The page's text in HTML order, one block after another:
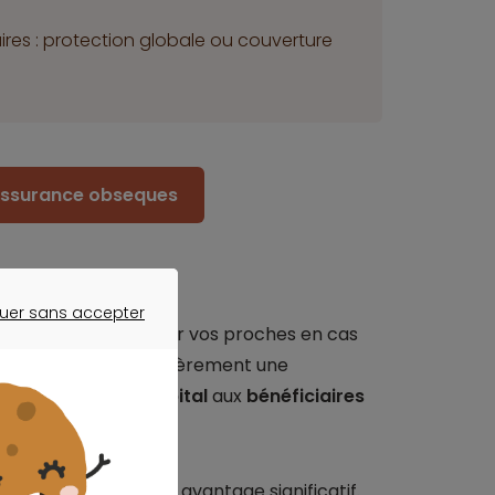
: protection globale ou couverture
obseques
destiné à protéger vos proches en cas
vous versez régulièrement une
verse un capitalaux bénéficiaires
du décès.
sans accepter